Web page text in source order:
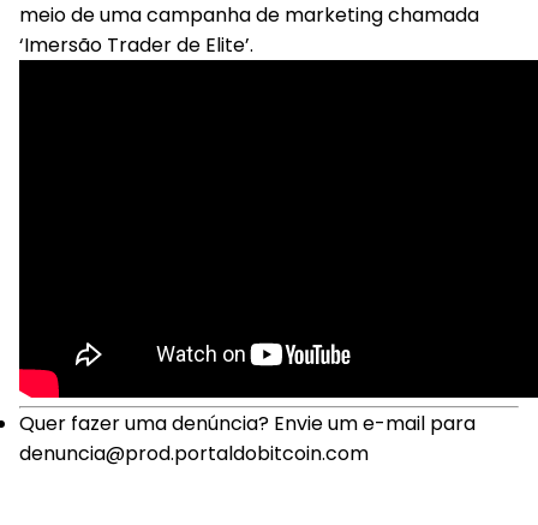
meio de uma campanha de marketing chamada
‘Imersão Trader de Elite’.
Quer fazer uma denúncia? Envie um e-mail para
denuncia@prod.portaldobitcoin.com